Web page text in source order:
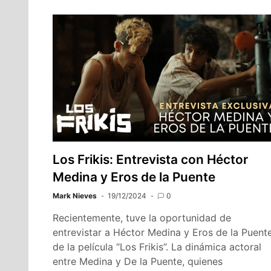
Los Frikis: Entrevista con Héctor
Medina y Eros de la Puente
Mark Nieves 19/12/2024 0
Recientemente, tuve la oportunidad de
entrevistar a Héctor Medina y Eros de la
de la película “Los Frikis”. La dinámica actoral
entre Medina y De la Puente, quienes